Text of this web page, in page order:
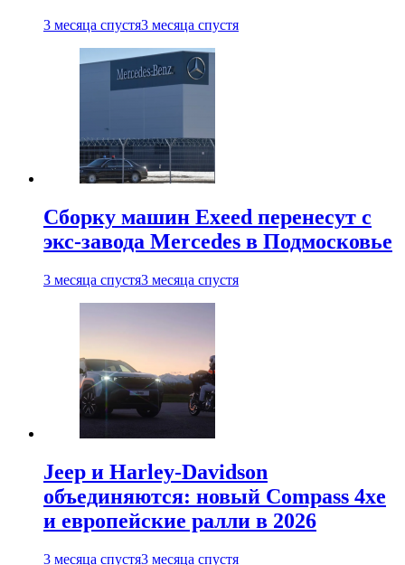
3 месяца спустя3 месяца спустя
Сборку машин Exeed перенесут с
экс-завода Mercedes в Подмосковье
3 месяца спустя3 месяца спустя
Jeep и Harley-Davidson
объединяются: новый Compass 4xe
и европейские ралли в 2026
3 месяца спустя3 месяца спустя